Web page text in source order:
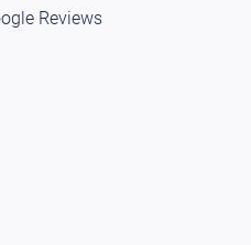
Reviews